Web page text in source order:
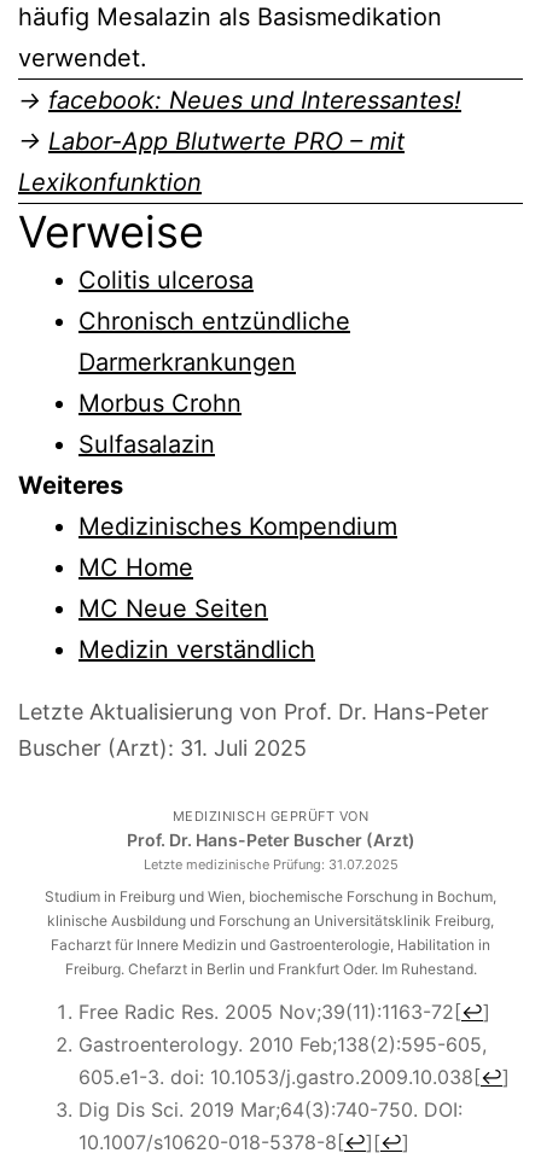
häufig Mesalazin als Basismedikation
verwendet.
→ facebook: Neues und Interessantes!
→ Labor-App Blutwerte PRO – mit
Lexikonfunktion
Verweise
Colitis ulcerosa
Chronisch entzündliche
Darmerkrankungen
Morbus Crohn
Sulfasalazin
Weiteres
Medizinisches Kompendium
MC Home
MC Neue Seiten
Medizin verständlich
Letzte Aktualisierung von Prof. Dr. Hans-Peter
Buscher (Arzt): 31. Juli 2025
MEDIZINISCH GEPRÜFT VON
Prof. Dr. Hans-Peter Buscher (Arzt)
Letzte medizinische Prüfung: 31.07.2025
Studium in Freiburg und Wien, biochemische Forschung in Bochum,
klinische Ausbildung und Forschung an Universitätsklinik Freiburg,
Facharzt für Innere Medizin und Gastroenterologie, Habilitation in
Freiburg. Chefarzt in Berlin und Frankfurt Oder. Im Ruhestand.
Free Radic Res. 2005 Nov;39(11):1163-72[↩]
Gastroenterology. 2010 Feb;138(2):595-605,
605.e1-3. doi: 10.1053/j.gastro.2009.10.038[↩]
Dig Dis Sci. 2019 Mar;64(3):740-750. DOI:
10.1007/s10620-018-5378-8[↩] [↩]